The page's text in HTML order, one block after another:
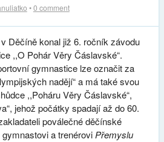
•0 comment
Děčíně konal již 6. ročník závodu
,,O Pohár Věry Čáslavské“.
gymnastice lze označit za
nadějí“ a má také svou
,,Poháru Věry Čáslavské“,
jehož počátky spadají až do 60.
poválečné děčínské
a trenéroviPřemyslu